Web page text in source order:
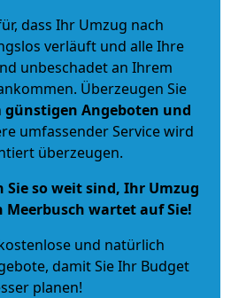
dass Ihr Umzug nach
verläuft und alle Ihre
unbeschadet an Ihrem
Überzeugen Sie
günstigen Angeboten und
umfassender Service wird
überzeugen.
Sie so weit sind, Ihr Umzug
wartet auf Sie!
und natürlich
, damit Sie Ihr Budget
planen!